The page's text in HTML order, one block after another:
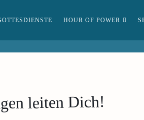
HOUR OF POWER
leiten Dich!